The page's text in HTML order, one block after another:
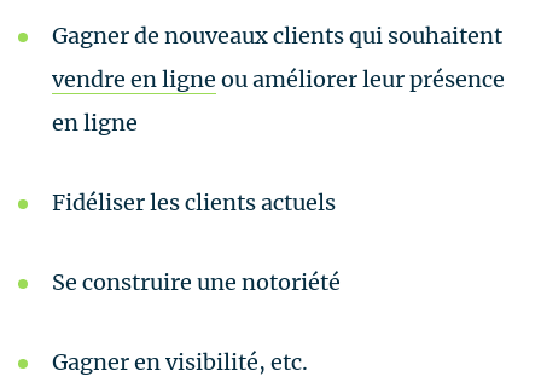
Gagner de nouveaux clients qui souhaitent
vendre en ligne ou améliorer leur présence
en ligne
Fidéliser les clients actuels
Se construire une notoriété
Gagner en visibilité, etc.